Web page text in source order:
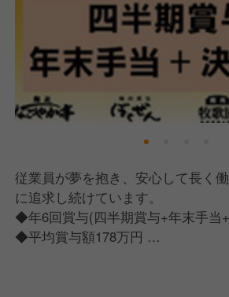
従業員が夢を抱き、安心して長く
に追求し続けています。
◆年6回賞与(四半期賞与+年末手当
◆平均賞与額178万円
◆積立率100％の退職金完備(平均